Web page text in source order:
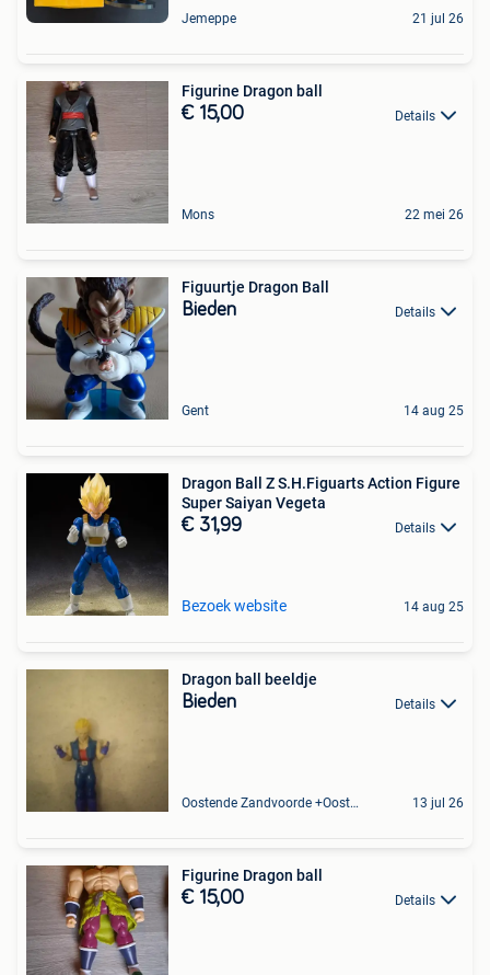
Jemeppe 21 jul 26
Figurine Dragon ball
€ 15,00 Details
Mons 22 mei 26
Figuurtje Dragon Ball
Bieden Details
Gent 14 aug 25
Dragon Ball Z S.H.Figuarts Action Figure
Super Saiyan Vegeta
€ 31,99 Details
Bezoek website 14 aug 25
Dragon ball beeldje
Bieden Details
Oostende Zandvoorde +Oostende 13 jul 26
Figurine Dragon ball
€ 15,00 Details